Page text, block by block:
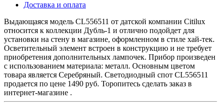
Доставка и оплата
Выдающаяся модель CL556511 от датской компании Citilux
относится к коллекции Дубль-1 и отлично подойдет для
установки на стену в магазине, оформленном в стиле хай-тек.
Осветительный элемент встроен в конструкцию и не требует
приобретения дополнительных лампочек. Прибор произведен
с использованием материала: металл. Основным цветом
товара является Серебряный. Светодиодный спот CL556511
продается по цене 1490 руб. Торопитесь сделать заказ в
интернет-магазине .